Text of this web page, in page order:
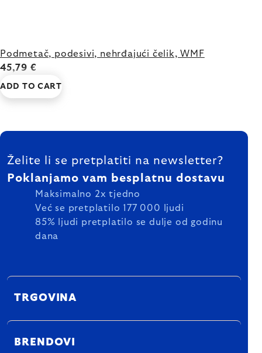
Podmetač, podesivi, nehrđajući čelik, WMF
45,79 €
ADD TO CART
FOOTER
Želite li se pretplatiti na newsletter?
Poklanjamo vam besplatnu dostavu
Maksimalno 2x tjedno
Već se pretplatilo 177 000 ljudi
85% ljudi pretplatilo se dulje od godinu
dana
TRGOVINA
BRENDOVI